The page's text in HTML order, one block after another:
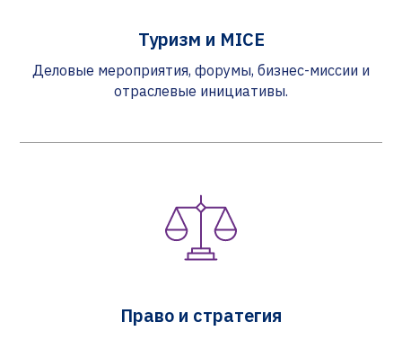
Туризм и MICE
Деловые мероприятия, форумы, бизнес-миссии и
отраслевые инициативы.
Право и стратегия